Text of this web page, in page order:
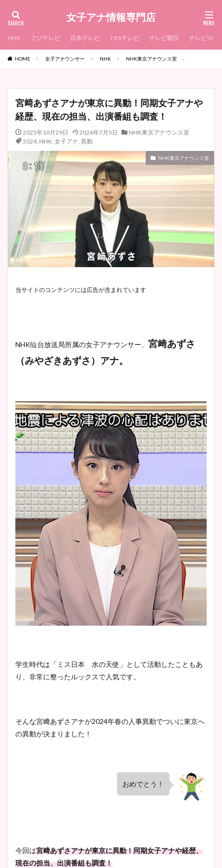
女子アナ情報専門店
NHK フジテレビ 日本テレビ TBSテレビ テレビ朝日 テレビ東京
HOME 女子アナウンサー NHK NHK東京アナウンス室
宮﨑あずさアナが東京に異動！同期女子アナや
経歴、現在の担当、出演番組も調査！
2025年10月29日 2026年7月5日
NHK東京アナウンス室
2024, NHK, 女子アナ, 異動
NHK東京アナウンス室
当サイトのコンテンツには広告が含まれています
NHK仙台放送局所属の女子アナウンサー、 宮﨑あずさ
（みやざきあずさ）アナ。
学生時代は「ミス日本 水の天使」として活動したこともあ
り、非常に整ったルックスで人気です。
そんな宮﨑あずさアナが2024年春の人事異動でついに東京へ
の異動が決まりました！
おめでとう！
今回は宮﨑あずさアナが東京に異動！同期女子アナや経歴、
現在の担当、出演番組も調査！